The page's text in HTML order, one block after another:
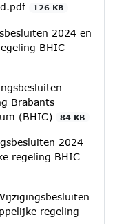
126 KB
2024 en
BHIC
Brabants
(BHIC)
84 KB
2024
regeling BHIC
regeling